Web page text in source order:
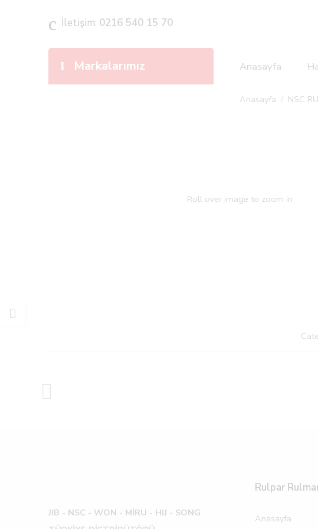
İletişim: 0216 540 15 70
Markalarımız Anasayfa
Anasayfa / NSC
Roll over image to zoom in
JIB - NSC - WON - MİRU - HIJ - SONG
Rulpar
Anasayfa